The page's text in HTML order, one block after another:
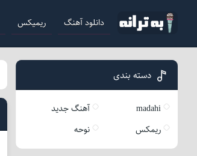
دانلود آهنگ ریمیکس
دسته بندی
madahi
آهنگ جدید
ریمکس
نوحه